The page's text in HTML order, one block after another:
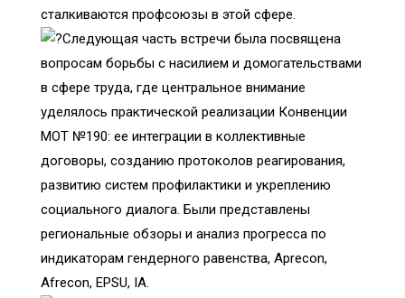
сталкиваются профсоюзы в этой сфере.
Следующая часть встречи была посвящена
вопросам борьбы с насилием и домогательствами
в сфере труда, где центральное внимание
уделялось практической реализации Конвенции
МОТ №190: ее интеграции в коллективные
договоры, созданию протоколов реагирования,
развитию систем профилактики и укреплению
социального диалога. Были представлены
региональные обзоры и анализ прогресса по
индикаторам гендерного равенства, Aprecon,
Afrecon, EPSU, IA.